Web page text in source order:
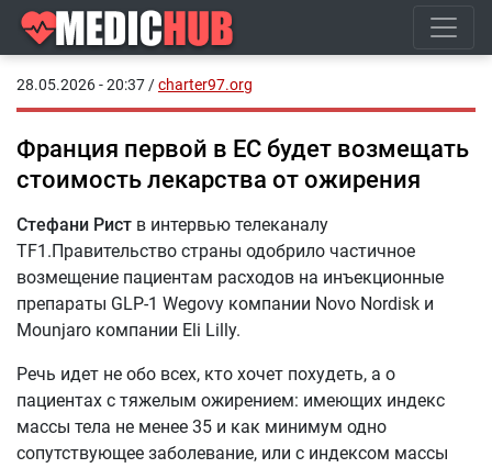
28.05.2026 - 20:37 /charter97.org
Франция первой в ЕС будет возмещать
стоимость лекарства от ожирения
Стефани Рист в интервью телеканалу
TF1.Правительство страны одобрило частичное
возмещение пациентам расходов на инъекционные
препараты GLP-1 Wegovy компании Novo Nordisk и
Mounjaro компании Eli Lilly.
Речь идет не обо всех, кто хочет похудеть, а о
пациентах с тяжелым ожирением: имеющих индекс
массы тела не менее 35 и как минимум одно
сопутствующее заболевание, или с индексом массы